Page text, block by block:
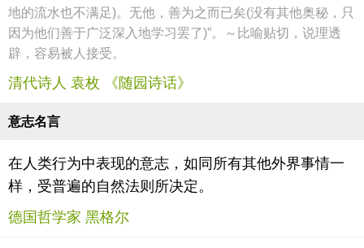
地的流水也不满足)。无他，善为之而已矣(没有其他奥秘，只
因为他们善于广泛深入地学习罢了)”。～比喻贴切，说理透
辟，容易被人接受。
清代诗人 袁枚 《随园诗话》
意志名言
在人类行为中表现的意志，如同所有其他外界事情一
样，受普遍的自然法则所决定。
德国哲学家 黑格尔